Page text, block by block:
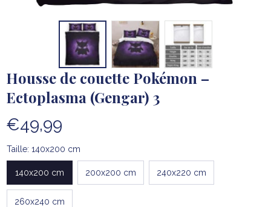
Housse de couette Pokémon –
Ectoplasma (Gengar) 3
€49,99
Taille: 140x200 cm
140x200 cm 200x200 cm 240x220 cm
260x240 cm